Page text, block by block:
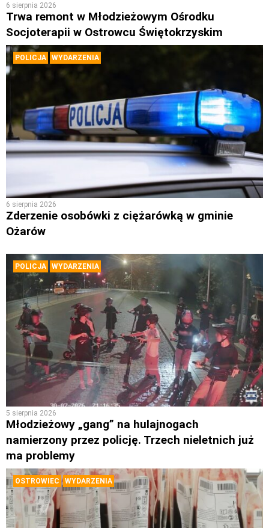
6 sierpnia 2026
Trwa remont w Młodzieżowym Ośrodku
Socjoterapii w Ostrowcu Świętokrzyskim
POLICJA WYDARZENIA
6 sierpnia 2026
Zderzenie osobówki z ciężarówką w gminie
Ożarów
POLICJA WYDARZENIA
5 sierpnia 2026
Młodzieżowy „gang” na hulajnogach
namierzony przez policję. Trzech nieletnich już
ma problemy
OSTROWIEC WYDARZENIA